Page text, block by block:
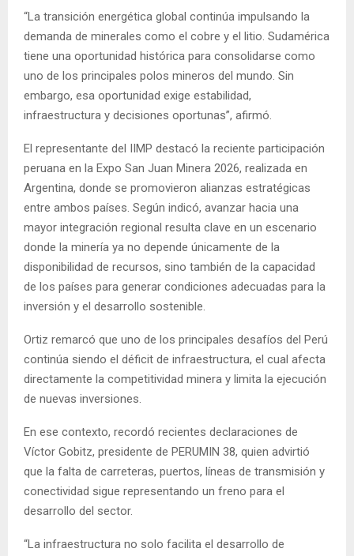
“La transición energética global continúa impulsando la
demanda de minerales como el cobre y el litio. Sudamérica
tiene una oportunidad histórica para consolidarse como
uno de los principales polos mineros del mundo. Sin
embargo, esa oportunidad exige estabilidad,
infraestructura y decisiones oportunas”, afirmó.
El representante del IIMP destacó la reciente participación
peruana en la Expo San Juan Minera 2026, realizada en
Argentina, donde se promovieron alianzas estratégicas
entre ambos países. Según indicó, avanzar hacia una
mayor integración regional resulta clave en un escenario
donde la minería ya no depende únicamente de la
disponibilidad de recursos, sino también de la capacidad
de los países para generar condiciones adecuadas para la
inversión y el desarrollo sostenible.
Ortiz remarcó que uno de los principales desafíos del Perú
continúa siendo el déficit de infraestructura, el cual afecta
directamente la competitividad minera y limita la ejecución
de nuevas inversiones.
En ese contexto, recordó recientes declaraciones de
Víctor Gobitz, presidente de PERUMIN 38, quien advirtió
que la falta de carreteras, puertos, líneas de transmisión y
conectividad sigue representando un freno para el
desarrollo del sector.
“La infraestructura no solo facilita el desarrollo de